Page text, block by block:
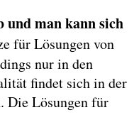
man kann sich
für Lösungen von
nur in den
findet sich in der
Die Lösungen für